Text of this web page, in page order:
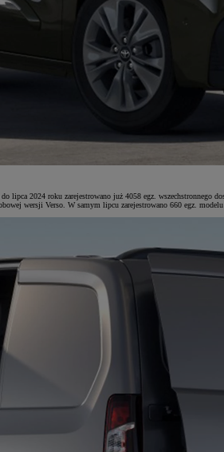
2024 roku zarejestrowano już 4058 egz.
wersji Verso. W samym lipcu zarejestrowano 660 egz.